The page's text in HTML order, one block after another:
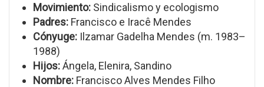
Movimiento: Sindicalismo y ecologismo
Padres: Francisco e Iracê Mendes
Cónyuge: Ilzamar Gadelha Mendes (m. 1983–
1988)
Hijos:Ángela, Elenira, Sandino
Nombre: Francisco Alves Mendes Filho